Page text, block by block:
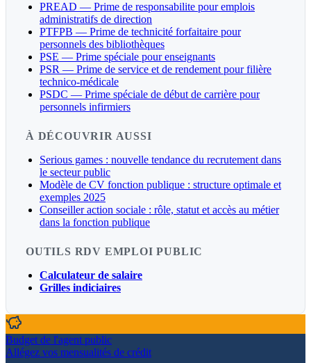
PREAD — Prime de responsabilite pour emplois
administratifs de direction
PTFPB — Prime de technicité forfaitaire pour
personnels des bibliothèques
PSE — Prime spéciale pour enseignants
PSR — Prime de service et de rendement pour filière
technico-médicale
PSDC — Prime spéciale de début de carrière pour
personnels infirmiers
À DÉCOUVRIR AUSSI
Serious games : nouvelle tendance du recrutement dans
le secteur public
Modèle de CV fonction publique : structure optimale et
exemples 2025
Conseiller action sociale : rôle, statut et accès au métier
dans la fonction publique
OUTILS RDV EMPLOI PUBLIC
Calculateur de salaire
Grilles indiciaires
Budget de l'agent public
Allégez vos mensualités de crédit